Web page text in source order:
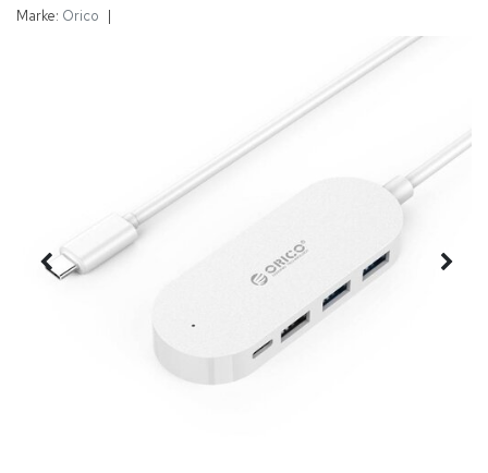
Marke: Orico |